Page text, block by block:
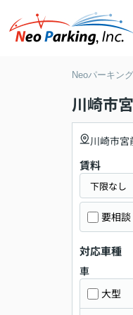
Neoパーキン
川崎市
川崎市宮
賃料
要相談
対応車種
車
大型